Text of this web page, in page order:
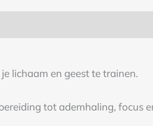
lichaam en geest te trainen.
tot ademhaling, focus